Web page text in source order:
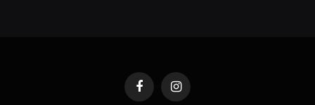
FacebookInstagram